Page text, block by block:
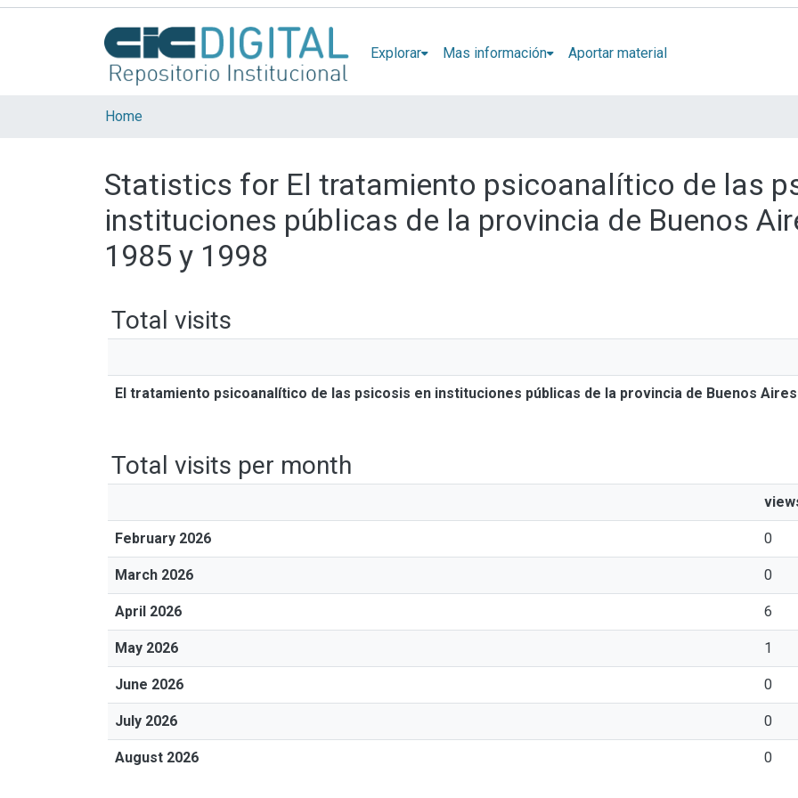
Explorar Mas información Aportar material
Home
Statistics for El tratamiento psicoanalítico de las
instituciones públicas de la provincia de Buenos
1985 y 1998
Total visits
El tratamiento psicoanalítico de las psicosis en instituciones públicas de la provincia de Buenos
Total visits per month
February 2026 0
March 2026 0
April 2026 6
May 2026 1
June 2026 0
July 2026 0
August 2026 0